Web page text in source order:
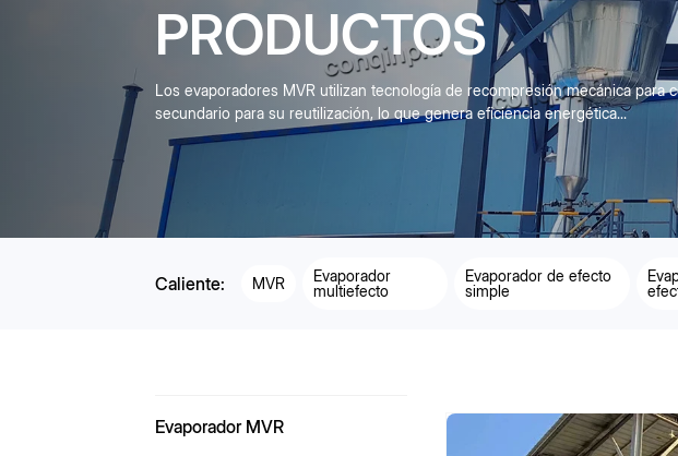
PRODUCTOS
Los evaporadores MVR utilizan tecnología de recompresión mecánica para
secundario para su reutilización, lo que genera eficiencia energética...
Caliente: MVR
Evaporador
multiefecto
Evaporador de efecto
simple
Evaporador MVR